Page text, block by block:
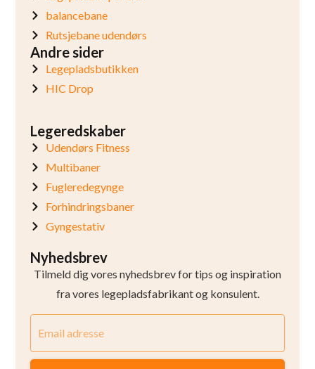
balancebane
Rutsjebane udendørs
Andre sider
Legepladsbutikken
HIC Drop
Legeredskaber
Udendørs Fitness
Multibaner
Fugleredegynge
Forhindringsbaner
Gyngestativ
Nyhedsbrev
Tilmeld dig vores nyhedsbrev for tips og inspiration
fra vores legepladsfabrikant og konsulent.